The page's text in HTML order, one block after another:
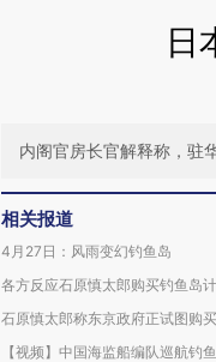
日
内阁官房长官解释称，驻
相关报道
4月27日：风雨变幻钓鱼岛
各方反应石原慎太郎购买钓鱼岛
石原慎太郎称东京政府正试图购
【视频】中国海监船编队巡航钓